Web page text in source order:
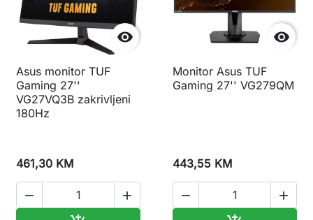

Asus monitor TUF
Gaming 27''
VG27VQ3B zakrivljeni
180Hz
461,30 KM
 

Monitor Asus TUF
Gaming 27'' VG279QM
443,55 KM
 